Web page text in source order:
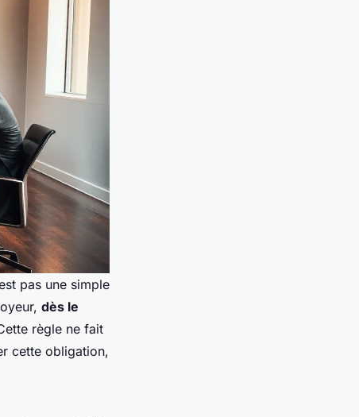
pas une simple
dès le
règle ne fait
cette obligation,